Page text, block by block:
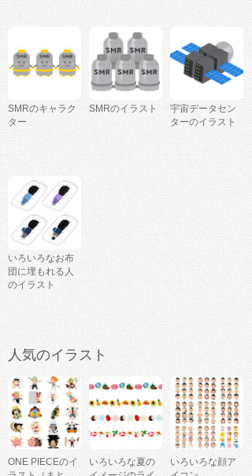
SMRのキャラク
ター
SMRのイラスト
宇宙データセン
ターのイラスト
いろいろなお布
団に埋もれる人
のイラスト
人気のイラスト
ONE PIECEのイ
いろいろな夏の
いろいろな顔ア